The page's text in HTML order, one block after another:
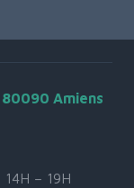
80090 Amiens
14H – 19H